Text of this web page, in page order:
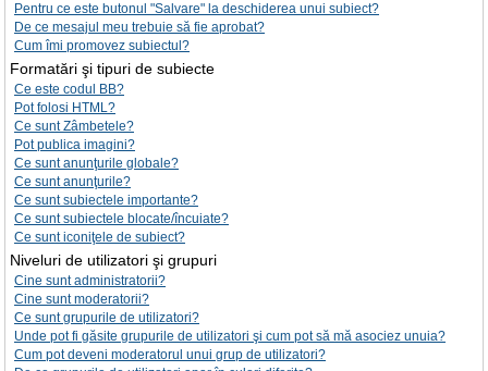
Pentru ce este butonul "Salvare" la deschiderea unui subiect?
De ce mesajul meu trebuie să fie aprobat?
Cum îmi promovez subiectul?
Formatări şi tipuri de subiecte
Ce este codul BB?
Pot folosi HTML?
Ce sunt Zâmbetele?
Pot publica imagini?
Ce sunt anunţurile globale?
Ce sunt anunţurile?
Ce sunt subiectele importante?
Ce sunt subiectele blocate/încuiate?
Ce sunt iconiţele de subiect?
Niveluri de utilizatori şi grupuri
Cine sunt administratorii?
Cine sunt moderatorii?
Ce sunt grupurile de utilizatori?
Unde pot fi găsite grupurile de utilizatori şi cum pot să mă asociez unuia?
Cum pot deveni moderatorul unui grup de utilizatori?